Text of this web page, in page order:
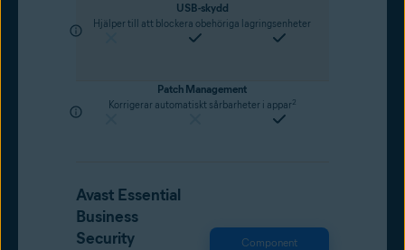
USB-skydd
Hjälper till att blockera obehöriga lagringsenheter
Patch Management
Korrigerar automatiskt sårbarheter i appar 2
Avast Essential
Business
Security
Component